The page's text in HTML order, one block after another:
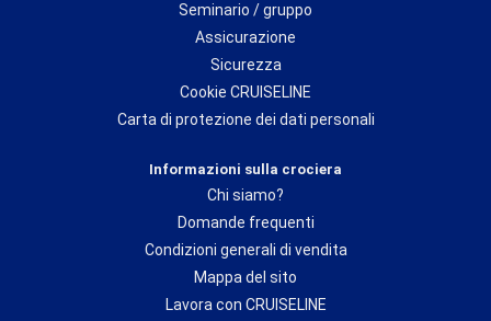
Seminario / gruppo
Assicurazione
Sicurezza
Cookie CRUISELINE
Carta di protezione dei dati personali
Informazioni sulla crociera
Chi siamo?
Domande frequenti
Condizioni generali di vendita
Mappa del sito
Lavora con CRUISELINE